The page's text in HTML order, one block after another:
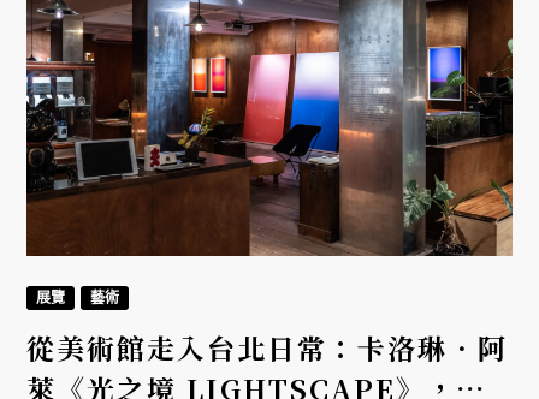
展覽 藝術
從美術館走入台北日常：卡洛琳．阿
萊《光之境 LIGHTSCAPE》，一